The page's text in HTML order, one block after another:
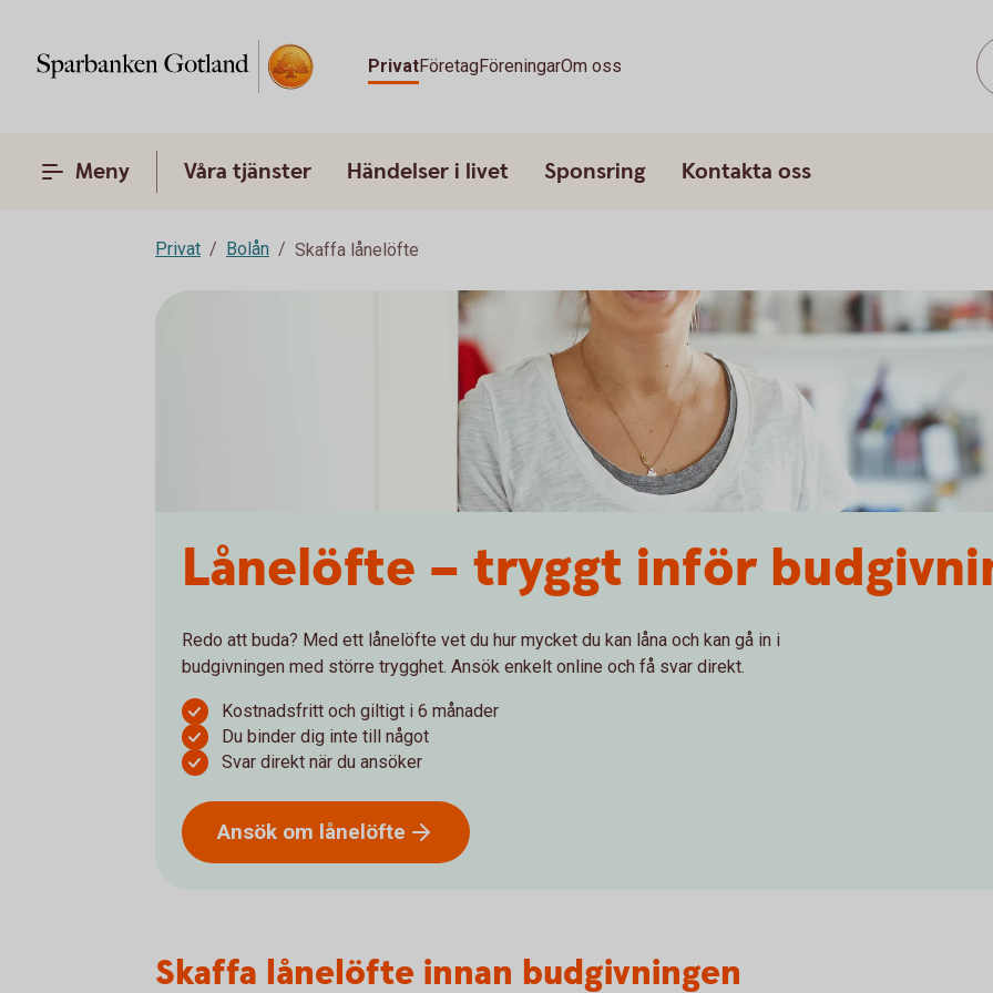
PrivatFöretagFöreningarOm oss
Meny Våra tjänster Händelser i livet Sponsring Kontakta oss
Privat Bolån Skaffa lånelöfte
Lånelöfte – tryggt inför
Redo att buda? Med ett lånelöfte vet du hur mycket du kan låna och kan gå in i
budgivningen med större trygghet. Ansök enkelt online och få svar direkt.
Kostnadsfritt och giltigt i 6 månader
Du binder dig inte till något
Svar direkt när du ansöker
Ansök om lånelöfte
Skaffa lånelöfte innan budgivningen